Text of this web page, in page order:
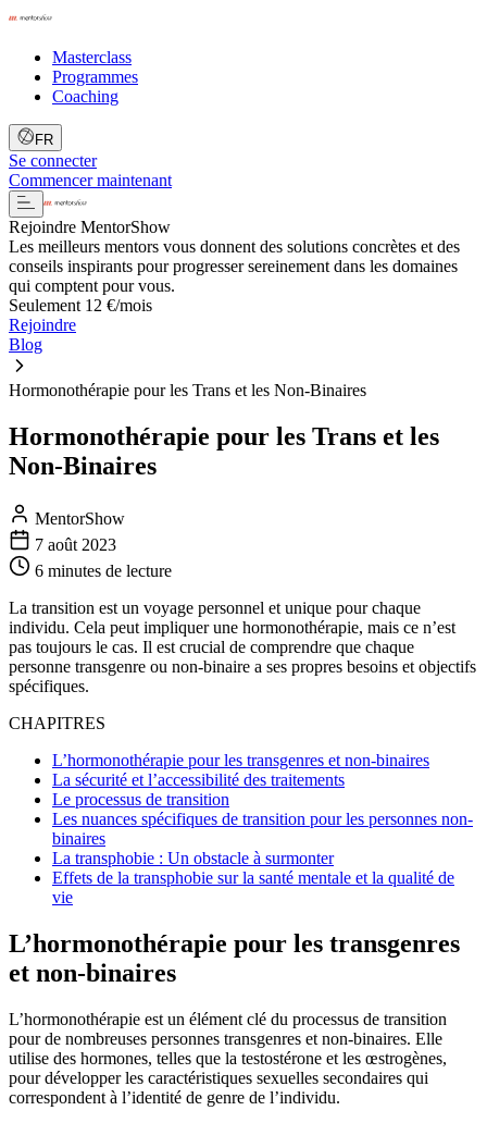
Masterclass
Programmes
Coaching
FR
Se connecter
Commencer maintenant
Rejoindre MentorShow
Les meilleurs mentors vous donnent des solutions concrètes et des
conseils inspirants pour progresser sereinement dans les domaines
qui comptent pour vous.
Seulement 12 €/mois
Rejoindre
Blog
Hormonothérapie pour les Trans et les Non-Binaires
Hormonothérapie pour les Trans et les
Non-Binaires
MentorShow
7 août 2023
6 minutes de lecture
La transition est un voyage personnel et unique pour chaque
individu. Cela peut impliquer une hormonothérapie, mais ce n’est
pas toujours le cas. Il est crucial de comprendre que chaque
personne transgenre ou non-binaire a ses propres besoins et objectifs
spécifiques.
CHAPITRES
L’hormonothérapie pour les transgenres et non-binaires
La sécurité et l’accessibilité des traitements
Le processus de transition
Les nuances spécifiques de transition pour les personnes non-
binaires
La transphobie : Un obstacle à surmonter
Effets de la transphobie sur la santé mentale et la qualité de
vie
L’hormonothérapie pour les transgenres
et non-binaires
L’hormonothérapie est un élément clé du processus de transition
pour de nombreuses personnes transgenres et non-binaires. Elle
utilise des hormones, telles que la testostérone et les œstrogènes,
pour développer les caractéristiques sexuelles secondaires qui
correspondent à l’identité de genre de l’individu.